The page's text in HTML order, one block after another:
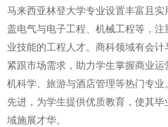
马来西亚林登大学专业设置丰富且
盖电气与电子工程、机械工程等，
业技能的工程人才。商科领域有会
紧跟市场需求，助力学生掌握商业
机科学、旅游与酒店管理等热门专
先进，为学生提供优质教育，使其
域施展才华。